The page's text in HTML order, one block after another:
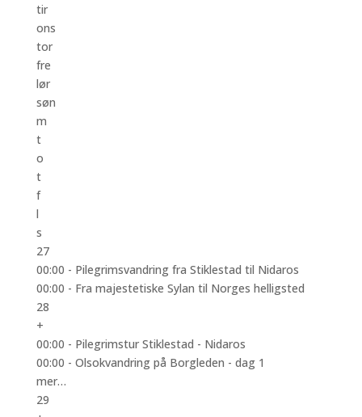
tir
ons
tor
fre
lør
søn
m
t
o
t
f
l
s
27
00:00 - Pilegrimsvandring fra Stiklestad til Nidaros
00:00 - Fra majestetiske Sylan til Norges helligsted
28
+
00:00 - Pilegrimstur Stiklestad - Nidaros
00:00 - Olsokvandring på Borgleden - dag 1
mer…
29